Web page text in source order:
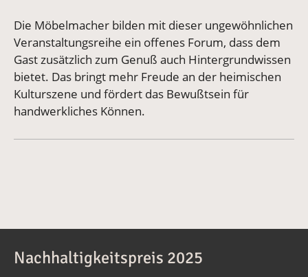
Die Möbelmacher bilden mit dieser ungewöhnlichen
Veranstaltungsreihe ein offenes Forum, dass dem
Gast zusätzlich zum Genuß auch Hintergrundwissen
bietet. Das bringt mehr Freude an der heimischen
Kulturszene und fördert das Bewußtsein für
handwerkliches Können.
Nachhaltigkeitspreis 2025